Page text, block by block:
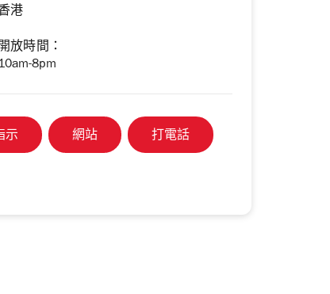
港
開放時間：
8pm
示 網站 打電話